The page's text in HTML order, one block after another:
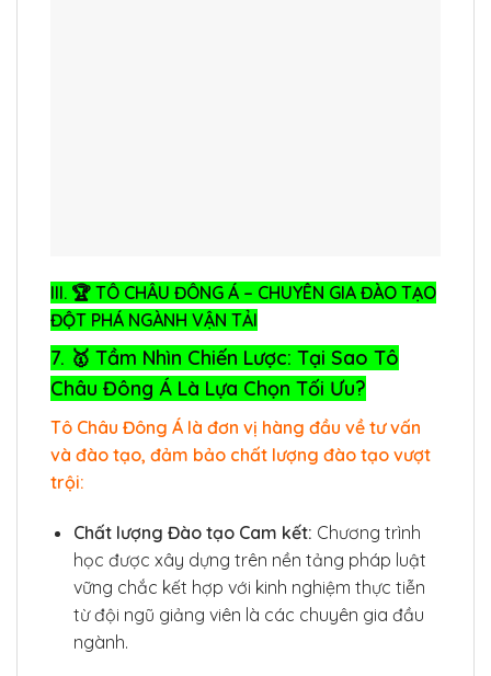
III. 🏆 TÔ CHÂU ĐÔNG Á – CHUYÊN GIA ĐÀO TẠO
ĐỘT PHÁ NGÀNH VẬN TẢI
7. 🥇 Tầm Nhìn Chiến Lược: Tại Sao Tô
Châu Đông Á Là Lựa Chọn Tối Ưu?
Tô Châu Đông Á là đơn vị hàng đầu về tư vấn
và đào tạo, đảm bảo chất lượng đào tạo vượt
trội:
Chất lượng Đào tạo Cam kết: Chương trình
học được xây dựng trên nền tảng pháp luật
vững chắc kết hợp với kinh nghiệm thực tiễn
từ đội ngũ giảng viên là các chuyên gia đầu
ngành.